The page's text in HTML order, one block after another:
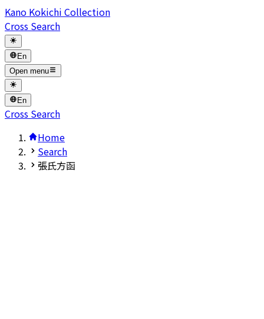
Kano Kokichi Collection
Cross Search
En
Open menu
En
Cross Search
Home
Search
張氏方函